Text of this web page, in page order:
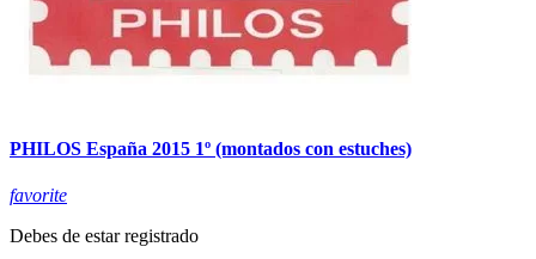
PHILOS España 2015 1º (montados con estuches)
favorite
Debes de estar registrado